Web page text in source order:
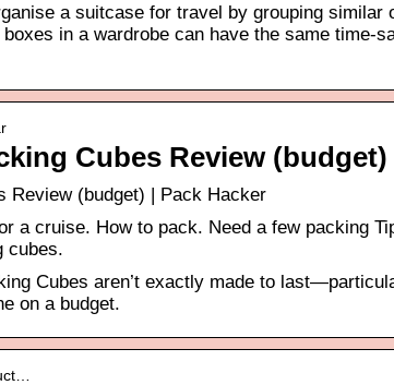
a suitcase for travel by grouping similar
in a wardrobe can have the same time-
Cubes Review (budget)
Review (budget) | Pack Hacker
a cruise. How to pack. Need a few packing
cubes.
Cubes aren’t exactly made to
on a budget.